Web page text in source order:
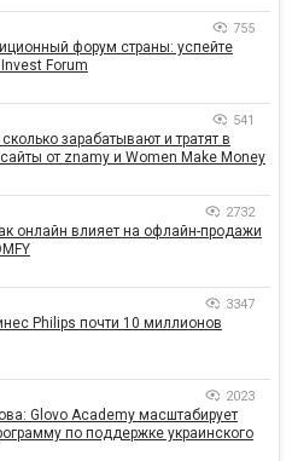
755
форум страны: успейте
Invest Forum
541
зарабатывают и тратят в
от znamy и Women Make Money
2732
онлайн влияет на офлайн-продажи
3347
Philips почти 10 миллионов
2023
Glovo Academy масштабирует
по поддержке украинского